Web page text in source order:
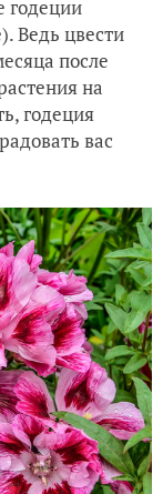
годеции
Ведь цвести
после
на
годеция
вас